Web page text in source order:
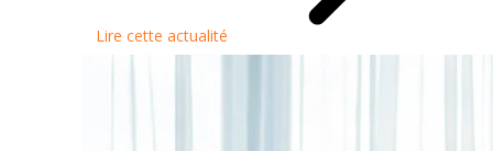
Lire cette actualité